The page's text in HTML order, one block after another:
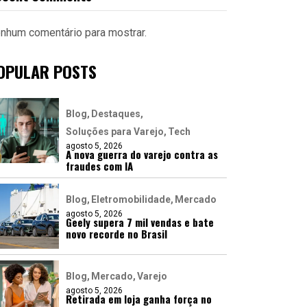
comentário para mostrar.
POSTS
Blog
Destaques
Soluções para Varejo Tech
agosto 5, 2026
A nova guerra do varejo contra as
fraudes com IA
Blog Eletromobilidade Mercado
agosto 5, 2026
Geely supera 7 mil vendas e bate
novo recorde no Brasil
Blog Mercado Varejo
agosto 5, 2026
Retirada em loja ganha força no